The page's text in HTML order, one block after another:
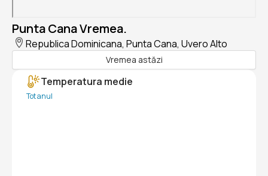
Punta Cana Vremea.
Republica Dominicana, Punta Cana, Uvero Alto
Vremea astăzi
Temperatura medie
Tot anul